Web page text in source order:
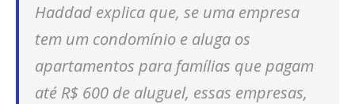
Haddad explica que, se uma empresa
tem um condomínio e aluga os
apartamentos para famílias que pagam
até R$ 600 de aluguel, essas empresas,